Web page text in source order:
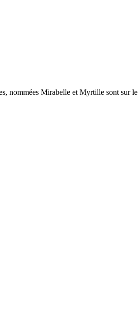
nommées Mirabelle et Myrtille sont sur